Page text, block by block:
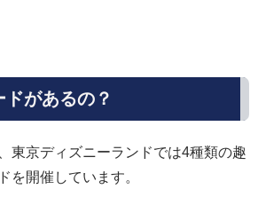
ドがあるの？
東京ディズニーランドでは4種類の趣
を開催しています。